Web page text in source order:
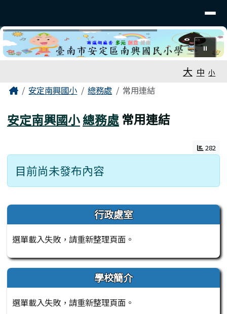
⏸
大 中 小
主內容區域
Home安定南興國小 總務處 常用連結
安定南興國小總務處 常用連結
282
目前尚未發布內容
左邊區域內容 行政處室
選單載入失敗，請重新整理頁面。
學校簡介
選單載入失敗，請重新整理頁面。
頁尾區域